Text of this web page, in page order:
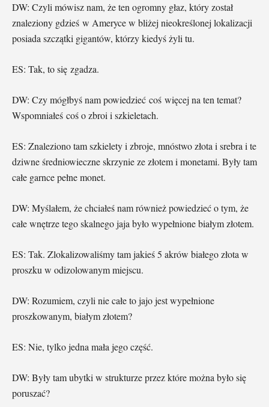
DW: Czyli mówisz nam, że ten ogromny głaz, który został
znaleziony gdzieś w Ameryce w bliżej nieokreślonej lokalizacji
posiada szczątki gigantów, którzy kiedyś żyli tu.
ES: Tak, to się zgadza.
DW: Czy mógłbyś nam powiedzieć coś więcej na ten temat?
Wspomniałeś coś o zbroi i szkieletach.
ES: Znaleziono tam szkielety i zbroje, mnóstwo złota i srebra i te
dziwne średniowieczne skrzynie ze złotem i monetami. Były tam
całe garnce pełne monet.
DW: Myślałem, że chciałeś nam również powiedzieć o tym, że
całe wnętrze tego skalnego jaja było wypełnione białym złotem.
ES: Tak. Zlokalizowaliśmy tam jakieś 5 akrów białego złota w
proszku w odizolowanym miejscu.
DW: Rozumiem, czyli nie całe to jajo jest wypełnione
proszkowanym, białym złotem?
ES: Nie, tylko jedna mała jego część.
DW: Były tam ubytki w strukturze przez które można było się
poruszać?